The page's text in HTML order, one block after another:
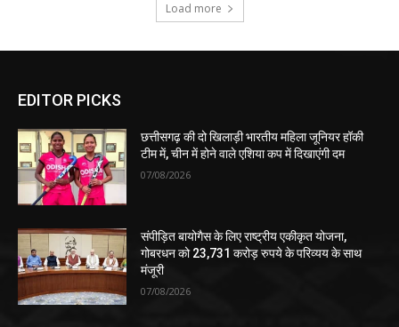
Load more
EDITOR PICKS
छत्तीसगढ़ की दो खिलाड़ी भारतीय महिला जूनियर हॉकी
टीम में, चीन में होने वाले एशिया कप में दिखाएंगी दम
07/08/2026
संपीड़ित बायोगैस के लिए राष्ट्रीय एकीकृत योजना,
गोबरधन को 23,731 करोड़ रुपये के परिव्यय के साथ
मंजूरी
07/08/2026